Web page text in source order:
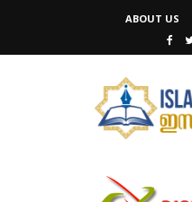
ABOUT US